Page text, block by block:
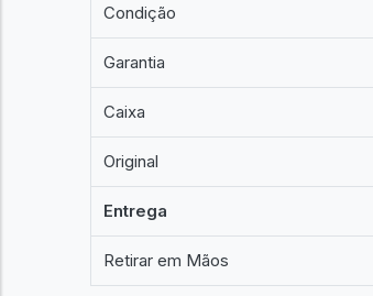
Condição
Garantia
Caixa
Original
Entrega
Retirar em Mãos